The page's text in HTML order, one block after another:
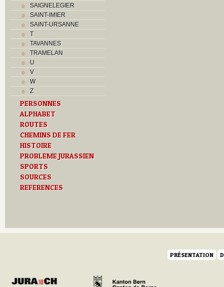
I
J
K
M
Monuments historiques
Paroisses
R
S
Sociétés locales
T
U
V
Z
SAIGNELEGIER
SAINT-IMIER
SAINT-URSANNE
T
TAVANNES
TRAMELAN
U
V
W
Z
PERSONNES
ALPHABET
ROUTES
CHEMINS DE FER
HISTOIRE
PROBLEME JURASSIEN
SPORTS
SOURCES
REFERENCES
PRÉSENTATION